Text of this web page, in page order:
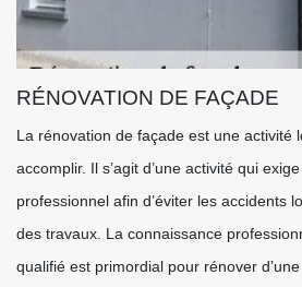
RÉNOVATION DE FAÇADE
La rénovation de façade est une activité
accomplir. Il s’agit d’une activité qui
professionnel afin d’éviter les accidents
des travaux. La connaissance
qualifié est primordial pour rénover